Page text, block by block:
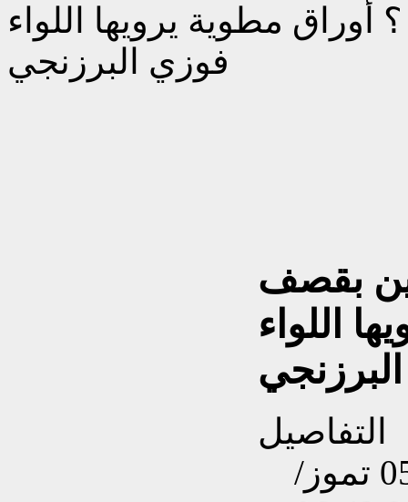
مطوية يرويها اللواء
فوزي البرزنجي
بقصف
اللواء
التفاصيل
تم إنشاءه بتاريخ السبت, 05 تموز/